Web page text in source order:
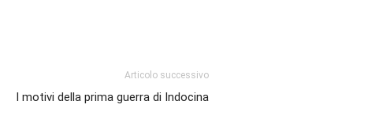
Articolo successivo
I motivi della prima guerra di Indocina